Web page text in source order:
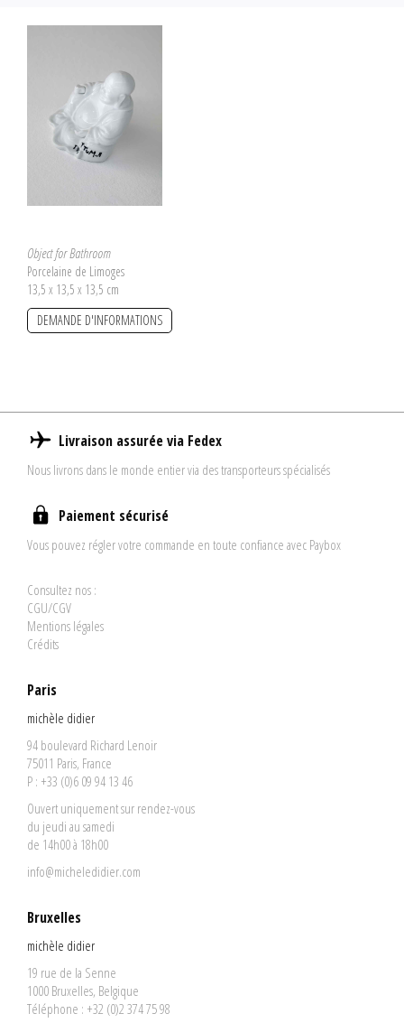
Object for Bathroom
Porcelaine de Limoges
13,5 x 13,5 x 13,5 cm
DEMANDE D'INFORMATIONS
Livraison assurée via Fedex
Nous livrons dans le monde entier via des transporteurs spécialisés
Paiement sécurisé
Vous pouvez régler votre commande en toute confiance avec Paybox
Consultez nos :
CGU/CGV
Mentions légales
Crédits
Paris
michèle didier
94 boulevard Richard Lenoir
75011 Paris, France
P : +33 (0)6 09 94 13 46
Ouvert uniquement sur rendez-vous
du jeudi au samedi
de 14h00 à 18h00
info@micheledidier.com
Bruxelles
michèle didier
19 rue de la Senne
1000 Bruxelles, Belgique
Téléphone : +32 (0)2 374 75 98